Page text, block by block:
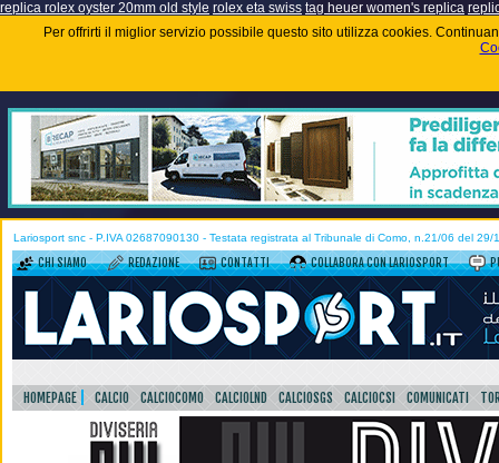
replica rolex oyster 20mm old style rolex eta swiss tag heuer women's replica
Per offrirti il miglior servizio possibile questo sito utilizza cookies.
Lariosport snc - P.IVA 02687090130 - Testata registrata al Tribunale di Como, n.21/06 del 29/
CHI SIAMO REDAZIONE CONTATTI COLLABORA CON LARIOSPORT
HOMEPAGE CALCIO CALCIOCOMO CALCIOLND CALCIOSGS CALCIOCSI COMUNICATI